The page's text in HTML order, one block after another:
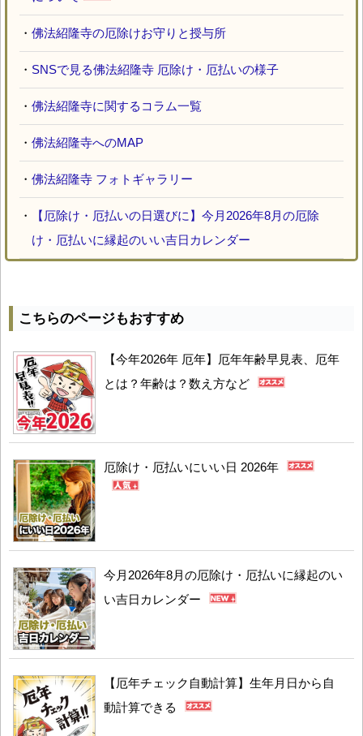
・ 佛法紹隆寺の厄除けお守りと授与所
・ SNSで見る佛法紹隆寺 厄除け・厄払いの様子
・ 佛法紹隆寺に関するコラム一覧
・ 佛法紹隆寺へのMAP
・ 佛法紹隆寺 フォトギャラリー
・
【厄除け・厄払いの日選びに】今月2026年8月の厄除
け・厄払いに縁起のいい吉日カレンダー
こちらのページもおすすめ
【今年2026年 厄年】厄年年齢早見表、厄年
とは？年齢は？数え方など
厄除け・厄払いにいい日 2026年
今月2026年8月の厄除け・厄払いに縁起のい
い吉日カレンダー
【厄年チェック自動計算】生年月日から自
動計算できる